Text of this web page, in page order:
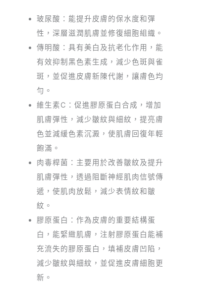
玻尿酸：能提升皮膚的保水度和彈
性，深層滋潤肌膚並修復細胞組織。
傳明酸：具有美白及抗老化作用，能
有效抑制黑色素生成，減少色斑與雀
斑，並促進皮膚新陳代謝，讓膚色均
勻。
維生素C：促進膠原蛋白合成，增加
肌膚彈性，減少皺紋與細紋，提亮膚
色並減緩色素沉澱，使肌膚回復年輕
飽滿。
肉毒桿菌：主要用於改善皺紋及提升
肌膚彈性，透過阻斷神經肌肉信號傳
遞，使肌肉放鬆，減少表情紋和皺
紋。
膠原蛋白：作為皮膚的重要結構蛋
白，能緊緻肌膚，注射膠原蛋白能補
充流失的膠原蛋白，填補皮膚凹陷，
減少皺紋與細紋，並促進皮膚細胞更
新。